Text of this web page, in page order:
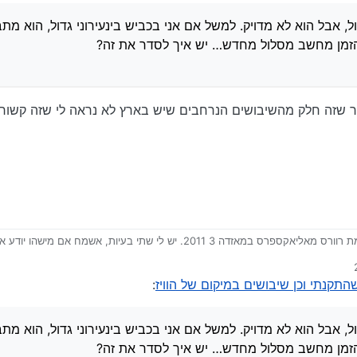
אבל הוא לא מדויק. למשל אם אני בכביש בינעירוני גדול, הוא
הזמן מחשב מסלול מחדש… יש איך לסדר את זה?
שזה חלק מהשיבושים הנרחבים שיש בארץ לא נראה לי שזה
התקנתי מסך מולטימדיה ומצלמת רוורס מאליאקספרס במאזדה 3 2011. יש לי שתי
מצוין רק מציגה הכל באיחור של שניה או שתיים וזה לא נח… יש איך לסדר את
וכותב מסלול, אבל הוא לא מדויק. למשל אם אני בכביש בינעירוני גדול, הוא
וכן שיבושים במיקום של הוויז:
אבל הוא לא מדויק. למשל אם אני בכביש בינעירוני גדול, הוא
הזמן מחשב מסלול מחדש… יש איך לסדר את זה?